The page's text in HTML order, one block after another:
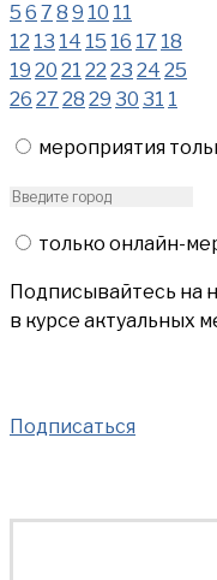
5 6 7 8 9 10 11
12 13 14 15 16 17 18
19 20 21 22 23 24 25
26 27 28 29 30 31 1
мероприятия
только онлайн-
Подписывайтесь на
в курсе актуальных
Подписаться